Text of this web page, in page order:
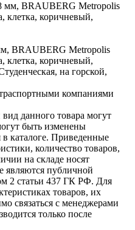
мм, BRAUBERG Metropolis
клетка, коричневый,
BRAUBERG Metropolis
клетка, коричневый,
на горской,
компаниями
данного товара могут
быть изменены
в каталоге. Приведенные
количество товаров,
на складе носят
являются публичной
2 статьи 437 ГК РФ. Для
товаров, их
связаться с менеджерами
только после